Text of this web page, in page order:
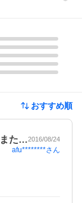
おすすめ順
また…2016/08/24
afu********さん